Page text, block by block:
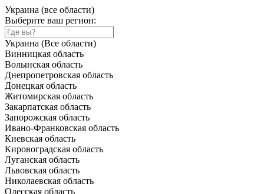
Украина (все области)
Выберите ваш регион:
Украина (Все области)
Винницкая область
Волынская область
Днепропетровская область
Донецкая область
Житомирская область
Закарпатская область
Запорожская область
Ивано-Франковская область
Киевская область
Кировоградская область
Луганская область
Львовская область
Николаевская область
Одесская область